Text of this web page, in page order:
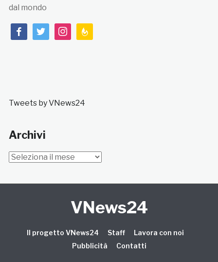
dal mondo
facebooktwitterinstagramfeedburner
Tweets by VNews24
Archivi
Archivi
VNews24
Il progetto VNews24 Staff
Lavora con noi
Pubblicità
Contatti